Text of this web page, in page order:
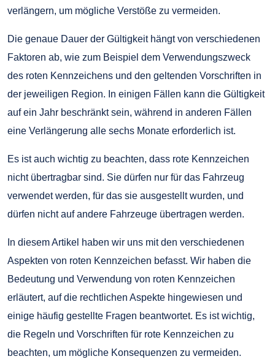
verlängern, um mögliche Verstöße zu vermeiden.
Die genaue Dauer der Gültigkeit hängt von verschiedenen
Faktoren ab, wie zum Beispiel dem Verwendungszweck
des roten Kennzeichens und den geltenden Vorschriften in
der jeweiligen Region. In einigen Fällen kann die Gültigkeit
auf ein Jahr beschränkt sein, während in anderen Fällen
eine Verlängerung alle sechs Monate erforderlich ist.
Es ist auch wichtig zu beachten, dass rote Kennzeichen
nicht übertragbar sind. Sie dürfen nur für das Fahrzeug
verwendet werden, für das sie ausgestellt wurden, und
dürfen nicht auf andere Fahrzeuge übertragen werden.
In diesem Artikel haben wir uns mit den verschiedenen
Aspekten von roten Kennzeichen befasst. Wir haben die
Bedeutung und Verwendung von roten Kennzeichen
erläutert, auf die rechtlichen Aspekte hingewiesen und
einige häufig gestellte Fragen beantwortet. Es ist wichtig,
die Regeln und Vorschriften für rote Kennzeichen zu
beachten, um mögliche Konsequenzen zu vermeiden.